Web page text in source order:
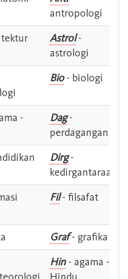
antropologi
Astrol-
astrologi
Bio- biologi
-
Dag-
perdagangan
Dirg-
kedirgantaraan
Fil- filsafat
Graf- grafika
Hin- agama -